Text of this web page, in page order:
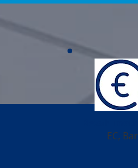
EC, Bar